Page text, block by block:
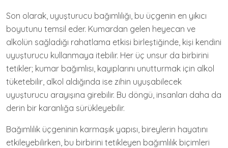
Son olarak, uyuşturucu bağımlılığı, bu üçgenin en yıkıcı
boyutunu temsil eder. Kumardan gelen heyecan ve
alkolün sağladığı rahatlama etkisi birleştiğinde, kişi kendini
uyuşturucu kullanmaya itebilir. Her üç unsur da birbirini
tetikler; kumar bağımlısı, kayıplarını unutturmak için alkol
tüketebilir, alkol aldığında ise zihin uyuşabilecek
uyuşturucu arayışına girebilir. Bu döngü, insanları daha da
derin bir karanlığa sürükleyebilir.
Bağımlılık üçgeninin karmaşık yapısı, bireylerin hayatını
etkileyebilirken, bu birbirini tetikleyen bağımlılık biçimleri